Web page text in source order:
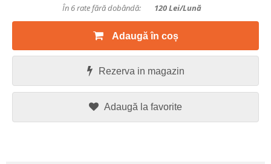
În 6 rate fără dobândă: 120Lei/lună
Adaugă în coș
Rezerva in magazin
Adaugă la favorite